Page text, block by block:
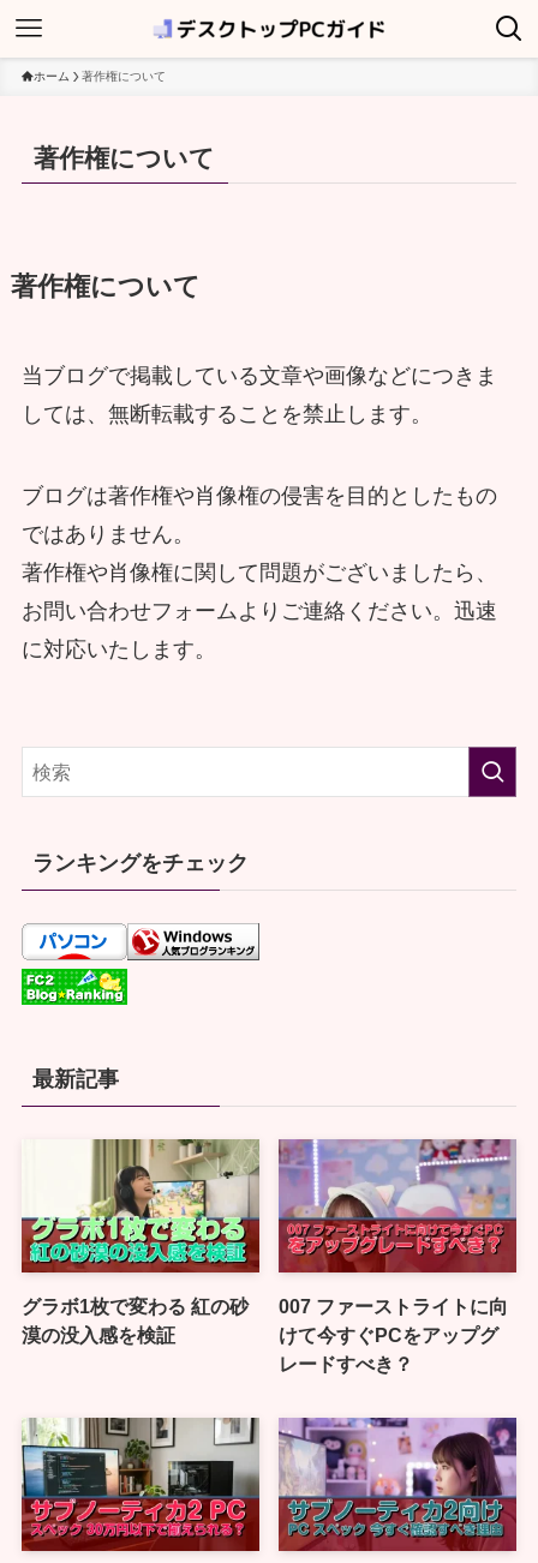
ホーム 著作権について
著作権について
著作権について
当ブログで掲載している文章や画像などにつきま
しては、無断転載することを禁止します。
ブログは著作権や肖像権の侵害を目的としたもの
ではありません。
著作権や肖像権に関して問題がございましたら、
お問い合わせフォームよりご連絡ください。迅速
に対応いたします。
ランキングをチェック
最新記事
グラボ1枚で変わる 紅の砂
漠の没入感を検証
007 ファーストライトに向
けて今すぐPCをアップグ
レードすべき？